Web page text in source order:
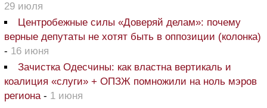
29 июля
Центробежные силы «Доверяй делам»: почему
верные депутаты не хотят быть в оппозиции (колонка)
- 16 июня
Зачистка Одесчины: как властна вертикаль и
коалиция «слуги» + ОПЗЖ помножили на ноль мэров
региона- 1 июня